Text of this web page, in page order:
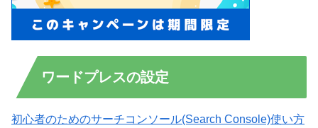
ワードプレスの設定
初心者のためのサーチコンソール(Search Console)使い方